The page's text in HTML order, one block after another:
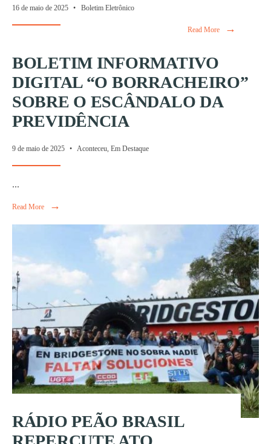
16 de maio de 2025 • Boletim Eletrônico
Read More →
BOLETIM INFORMATIVO
DIGITAL “O BORRACHEIRO”
SOBRE O ESCÂNDALO DA
PREVIDÊNCIA
9 de maio de 2025 • Aconteceu, Em Destaque
...
Read More →
RÁDIO PEÃO BRASIL